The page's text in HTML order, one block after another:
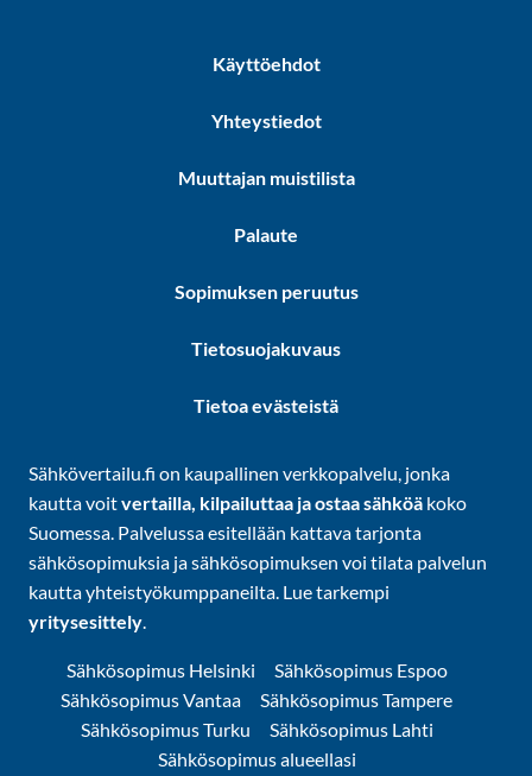
Käyttöehdot
Yhteystiedot
Muuttajan muistilista
Palaute
Sopimuksen peruutus
Tietosuojakuvaus
Tietoa evästeistä
Sähkövertailu.fi on kaupallinen verkkopalvelu, jonka
kautta voitvertailla, kilpailuttaa ja ostaa sähköä koko
Suomessa. Palvelussa esitellään kattava tarjonta
sähkösopimuksia ja sähkösopimuksen voi tilata palvelun
kautta yhteistyökumppaneilta. Lue tarkempi
yritysesittely.
Sähkösopimus Helsinki
Sähkösopimus Espoo
Sähkösopimus Vantaa
Sähkösopimus Tampere
Sähkösopimus Turku
Sähkösopimus Lahti
Sähkösopimus alueellasi